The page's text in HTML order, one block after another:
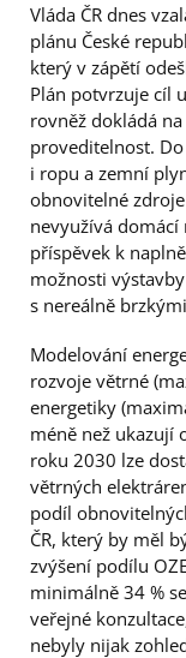
Vláda ČR dnes
plánu České
který v zápětí
Plán potvrzuje cíl
rovněž dokládá
proveditelnost.
i ropu a zemní
obnovitelné zdroje
nevyužívá
příspěvek k
možnosti
s nereálně
Modelování
rozvoje větrné
energetiky
méně než ukazují
roku 2030 lze
větrných
podíl
ČR, který by měl
zvýšení podílu
minimálně 34 %
veřejné
nebyly nijak